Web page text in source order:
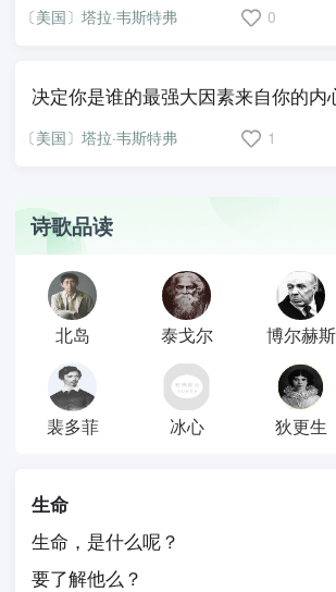
〔美国〕塔拉·韦斯特弗 0
决定你是谁的最强大因素来自你的内
〔美国〕塔拉·韦斯特弗 1
诗歌品读
北岛 泰戈尔 博尔赫斯
裴多菲 冰心 狄更生
生命
生命，是什么呢？
要了解他么？